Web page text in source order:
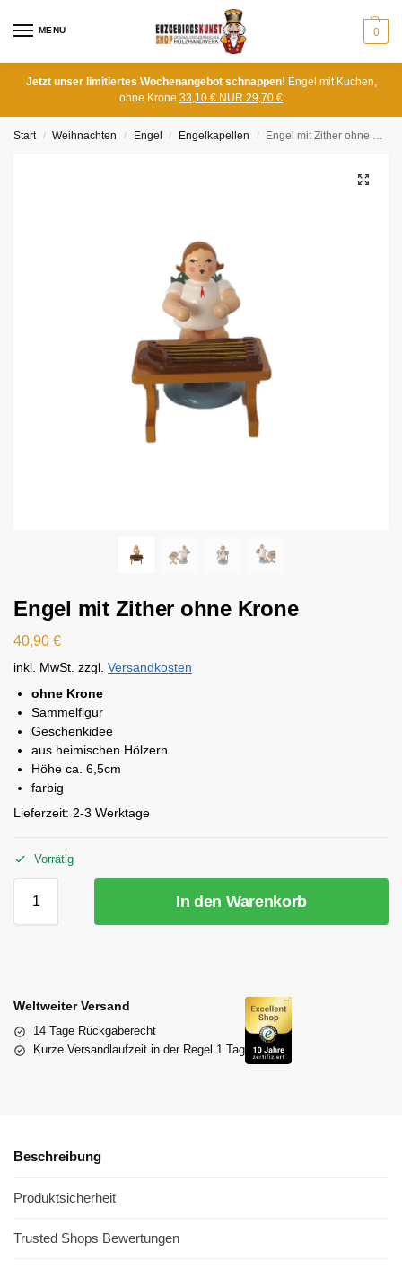
MENU 0
Jetzt unser limitiertes Wochenangebot schnappen! Engel mit Kuchen,
ohne Krone 33,10 € NUR 29,70 €
Start / Weihnachten / Engel / Engelkapellen / Engel mit Zither ohne Krone
Engel mit Zither ohne Krone
40,90 €
inkl. MwSt. zzgl. Versandkosten
ohne Krone
Sammelfigur
Geschenkidee
aus heimischen Hölzern
Höhe ca. 6,5cm
farbig
Lieferzeit: 2-3 Werktage
Vorrätig
In den Warenkorb
Weltweiter Versand
14 Tage Rückgaberecht
Kurze Versandlaufzeit in der Regel 1 Tag
Beschreibung
Produktsicherheit
Trusted Shops Bewertungen